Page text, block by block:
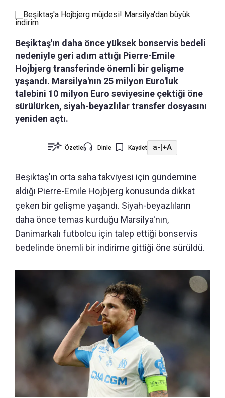
Beşiktaş'ın daha önce yüksek bonservis bedeli
nedeniyle geri adım attığı Pierre-Emile
Hojbjerg transferinde önemli bir gelişme
yaşandı. Marsilya'nın 25 milyon Euro'luk
talebini 10 milyon Euro seviyesine çektiği öne
sürülürken, siyah-beyazlılar transfer dosyasını
yeniden açtı.
Özetle Dinle Kaydet a-|+A
Beşiktaş'ın orta saha takviyesi için gündemine
aldığı Pierre-Emile Hojbjerg konusunda dikkat
çeken bir gelişme yaşandı. Siyah-beyazlıların
daha önce temas kurduğu Marsilya'nın,
Danimarkalı futbolcu için talep ettiği bonservis
bedelinde önemli bir indirime gittiği öne sürüldü.